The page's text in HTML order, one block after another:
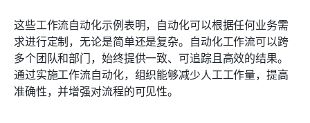
这些工作流自动化示例表明，自动化可以根据任何业务需
求进行定制，无论是简单还是复杂。自动化工作流可以跨
多个团队和部门，始终提供一致、可追踪且高效的结果。
通过实施工作流自动化，组织能够减少人工工作量，提高
准确性，并增强对流程的可见性。